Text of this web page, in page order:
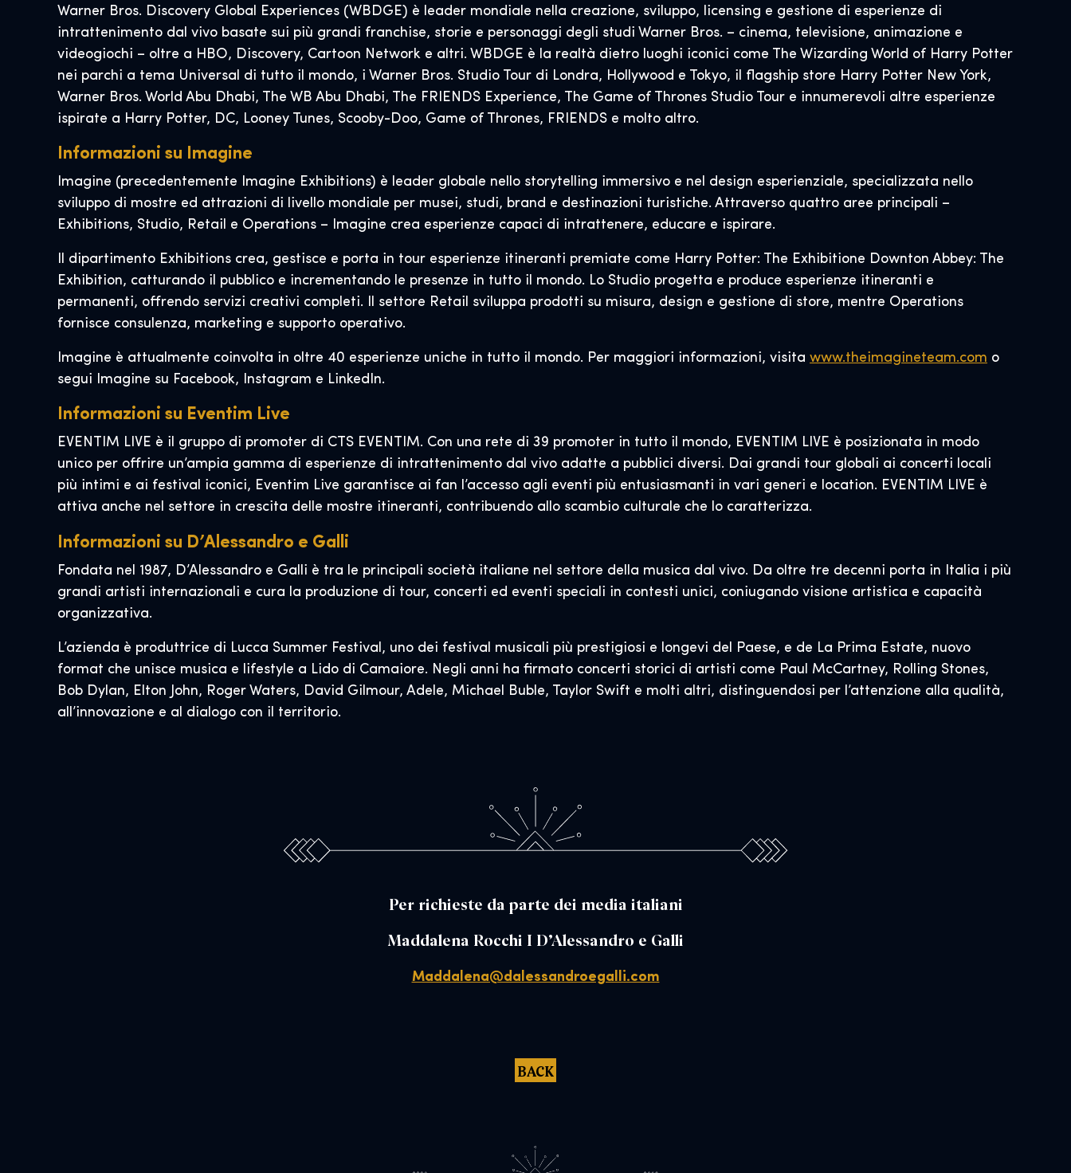
Warner Bros. Discovery Global Experiences (WBDGE) è leader mondiale nella creazione, sviluppo, licensing e gestione di esperienze di
intrattenimento dal vivo basate sui più grandi franchise, storie e personaggi degli studi Warner Bros. – cinema, televisione, animazione e
videogiochi – oltre a HBO, Discovery, Cartoon Network e altri. WBDGE è la realtà dietro luoghi iconici come The Wizarding World of Harry Potter
nei parchi a tema Universal di tutto il mondo, i Warner Bros. Studio Tour di Londra, Hollywood e Tokyo, il flagship store Harry Potter New York,
Warner Bros. World Abu Dhabi, The WB Abu Dhabi, The FRIENDS Experience, The Game of Thrones Studio Tour e innumerevoli altre esperienze
ispirate a Harry Potter, DC, Looney Tunes, Scooby-Doo, Game of Thrones, FRIENDS e molto altro.
Informazioni su Imagine
Imagine (precedentemente Imagine Exhibitions) è leader globale nello storytelling immersivo e nel design esperienziale, specializzata nello
sviluppo di mostre ed attrazioni di livello mondiale per musei, studi, brand e destinazioni turistiche. Attraverso quattro aree principali –
Exhibitions, Studio, Retail e Operations – Imagine crea esperienze capaci di intrattenere, educare e ispirare.
Il dipartimento Exhibitions crea, gestisce e porta in tour esperienze itineranti premiate come Harry Potter: The Exhibitione Downton Abbey: The
Exhibition, catturando il pubblico e incrementando le presenze in tutto il mondo. Lo Studio progetta e produce esperienze itineranti e
permanenti, offrendo servizi creativi completi. Il settore Retail sviluppa prodotti su misura, design e gestione di store, mentre Operations
fornisce consulenza, marketing e supporto operativo.
Imagine è attualmente coinvolta in oltre 40 esperienze uniche in tutto il mondo. Per maggiori informazioni, visita www.theimagineteam.com o
segui Imagine su Facebook, Instagram e LinkedIn.
Informazioni su Eventim Live
EVENTIM LIVE è il gruppo di promoter di CTS EVENTIM. Con una rete di 39 promoter in tutto il mondo, EVENTIM LIVE è posizionata in modo
unico per offrire un’ampia gamma di esperienze di intrattenimento dal vivo adatte a pubblici diversi. Dai grandi tour globali ai concerti locali
più intimi e ai festival iconici, Eventim Live garantisce ai fan l’accesso agli eventi più entusiasmanti in vari generi e location. EVENTIM LIVE è
attiva anche nel settore in crescita delle mostre itineranti, contribuendo allo scambio culturale che lo caratterizza.
Informazioni su D’Alessandro e Galli
Fondata nel 1987, D’Alessandro e Galli è tra le principali società italiane nel settore della musica dal vivo. Da oltre tre decenni porta in Italia i più
grandi artisti internazionali e cura la produzione di tour, concerti ed eventi speciali in contesti unici, coniugando visione artistica e capacità
organizzativa.
L’azienda è produttrice di Lucca Summer Festival, uno dei festival musicali più prestigiosi e longevi del Paese, e de La Prima Estate, nuovo
format che unisce musica e lifestyle a Lido di Camaiore. Negli anni ha firmato concerti storici di artisti come Paul McCartney, Rolling Stones,
Bob Dylan, Elton John, Roger Waters, David Gilmour, Adele, Michael Buble, Taylor Swift e molti altri, distinguendosi per l’attenzione alla qualità,
all’innovazione e al dialogo con il territorio.
Per richieste da parte dei media italiani
Maddalena Rocchi I D’Alessandro e Galli
Maddalena@dalessandroegalli.com
BACK